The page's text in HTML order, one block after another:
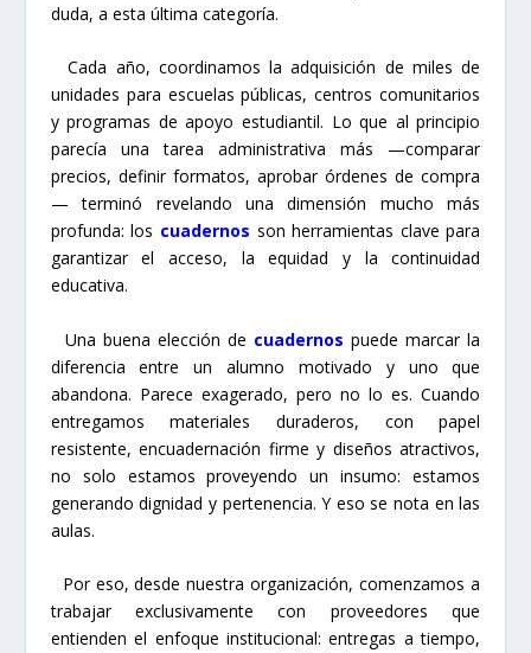
duda, a esta última categoría.
Cada año, coordinamos la adquisición de miles de
unidades para escuelas públicas, centros comunitarios
y programas de apoyo estudiantil. Lo que al principio
parecía una tarea administrativa más —comparar
precios, definir formatos, aprobar órdenes de compra
— terminó revelando una dimensión mucho más
profunda: los cuadernos son herramientas clave para
garantizar el acceso, la equidad y la continuidad
educativa.
Una buena elección de cuadernos puede marcar la
diferencia entre un alumno motivado y uno que
abandona. Parece exagerado, pero no lo es. Cuando
entregamos materiales duraderos, con papel
resistente, encuadernación firme y diseños atractivos,
no solo estamos proveyendo un insumo: estamos
generando dignidad y pertenencia. Y eso se nota en las
aulas.
Por eso, desde nuestra organización, comenzamos a
trabajar exclusivamente con proveedores que
entienden el enfoque institucional: entregas a tiempo,